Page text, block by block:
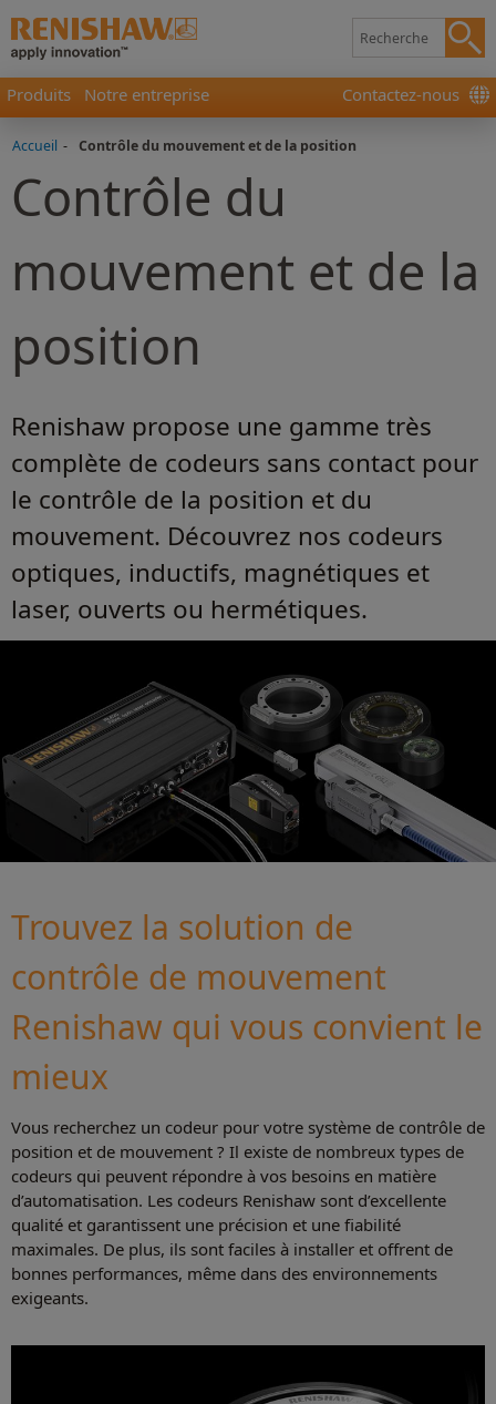
Produits Notre entreprise Contactez-nous
Accueil - Contrôle du mouvement et de la position
Contrôle du
mouvement et de la
position
Renishaw propose une gamme très
complète de codeurs sans contact pour
le contrôle de la position et du
mouvement. Découvrez nos codeurs
optiques, inductifs, magnétiques et
laser, ouverts ou hermétiques.
Trouvez la solution de
contrôle de mouvement
Renishaw qui vous convient le
mieux
Vous recherchez un codeur pour votre système de contrôle de
position et de mouvement ? Il existe de nombreux types de
codeurs qui peuvent répondre à vos besoins en matière
d’automatisation. Les codeurs Renishaw sont d’excellente
qualité et garantissent une précision et une fiabilité
maximales. De plus, ils sont faciles à installer et offrent de
bonnes performances, même dans des environnements
exigeants.